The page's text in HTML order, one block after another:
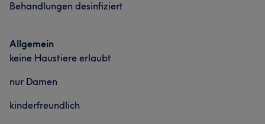
Behandlungen desinfiziert
Allgemein
keine Haustiere erlaubt
nur Damen
kinderfreundlich